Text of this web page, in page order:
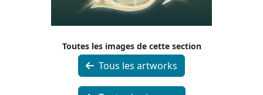
Toutes les images de cette section
Tous les artworks